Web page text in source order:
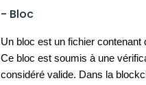
- Bloc
Un bloc est un fichier
Ce bloc est soumis à une
considéré valide. Dans la